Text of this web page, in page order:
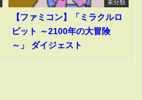
未分類
【ファミコン】「ミラクルロ
ピット ～2100年の大冒険
～」 ダイジェスト